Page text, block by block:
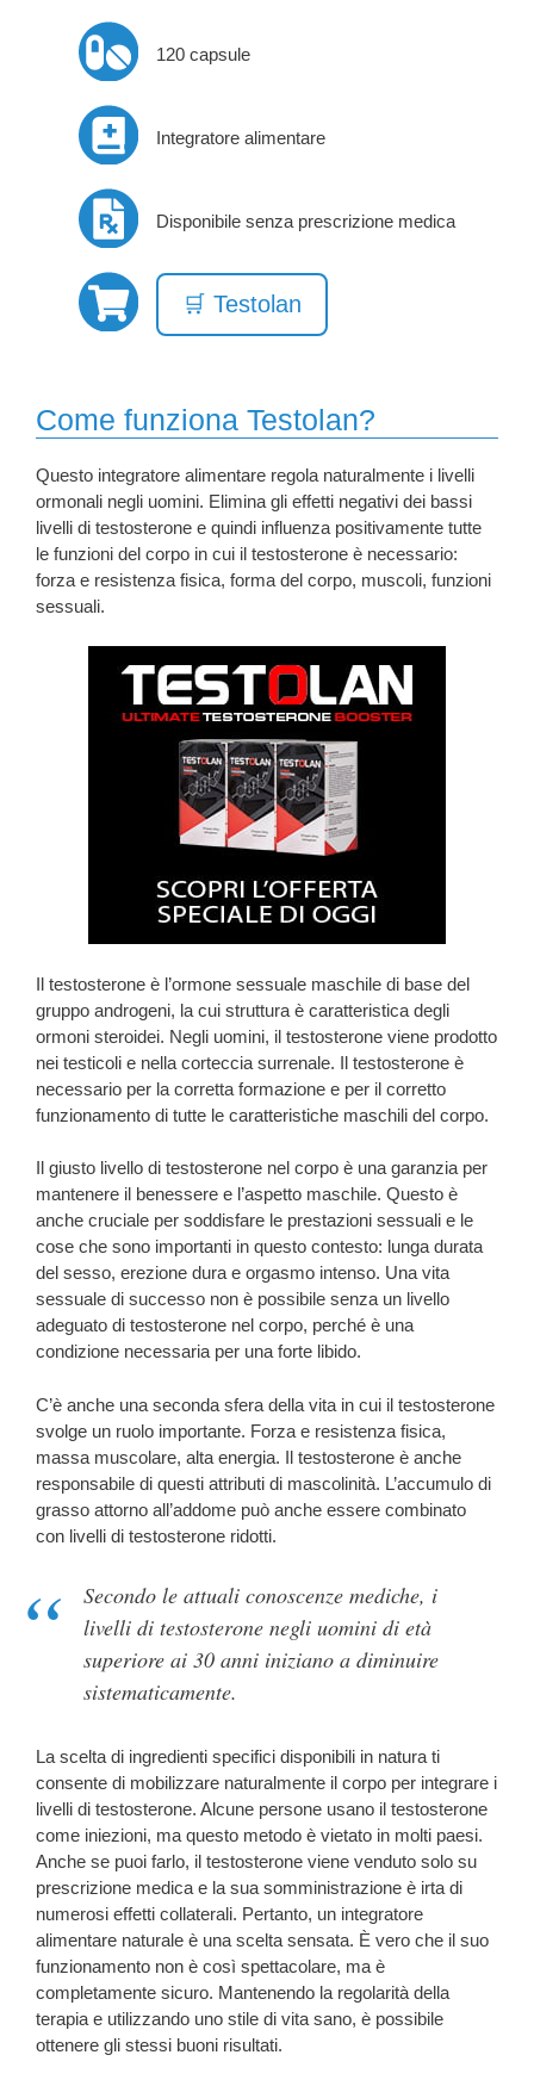
120 capsule
Integratore alimentare
Disponibile senza prescrizione medica
🛒 Testolan
Come funziona Testolan?
Questo integratore alimentare regola naturalmente i livelli
ormonali negli uomini. Elimina gli effetti negativi dei bassi
livelli di testosterone e quindi influenza positivamente tutte
le funzioni del corpo in cui il testosterone è necessario:
forza e resistenza fisica, forma del corpo, muscoli, funzioni
sessuali.
Il testosterone è l’ormone sessuale maschile di base del
gruppo androgeni, la cui struttura è caratteristica degli
ormoni steroidei. Negli uomini, il testosterone viene prodotto
nei testicoli e nella corteccia surrenale. Il testosterone è
necessario per la corretta formazione e per il corretto
funzionamento di tutte le caratteristiche maschili del corpo.
Il giusto livello di testosterone nel corpo è una garanzia per
mantenere il benessere e l’aspetto maschile. Questo è
anche cruciale per soddisfare le prestazioni sessuali e le
cose che sono importanti in questo contesto: lunga durata
del sesso, erezione dura e orgasmo intenso. Una vita
sessuale di successo non è possibile senza un livello
adeguato di testosterone nel corpo, perché è una
condizione necessaria per una forte libido.
C’è anche una seconda sfera della vita in cui il testosterone
svolge un ruolo importante. Forza e resistenza fisica,
massa muscolare, alta energia. Il testosterone è anche
responsabile di questi attributi di mascolinità. L’accumulo di
grasso attorno all’addome può anche essere combinato
con livelli di testosterone ridotti.
Secondo le attuali conoscenze mediche, i
livelli di testosterone negli uomini di età
superiore ai 30 anni iniziano a diminuire
sistematicamente.
La scelta di ingredienti specifici disponibili in natura ti
consente di mobilizzare naturalmente il corpo per integrare i
livelli di testosterone. Alcune persone usano il testosterone
come iniezioni, ma questo metodo è vietato in molti paesi.
Anche se puoi farlo, il testosterone viene venduto solo su
prescrizione medica e la sua somministrazione è irta di
numerosi effetti collaterali. Pertanto, un integratore
alimentare naturale è una scelta sensata. È vero che il suo
funzionamento non è così spettacolare, ma è
completamente sicuro. Mantenendo la regolarità della
terapia e utilizzando uno stile di vita sano, è possibile
ottenere gli stessi buoni risultati.